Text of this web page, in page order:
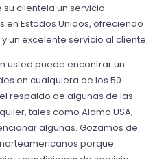
clientela un servicio
Estados Unidos, ofreciendo
un excelente servicio al cliente.
usted puede encontrar un
en cualquiera de los 50
respaldo de algunas de las
tales como Alamo USA,
algunas. Gozamos de
porque